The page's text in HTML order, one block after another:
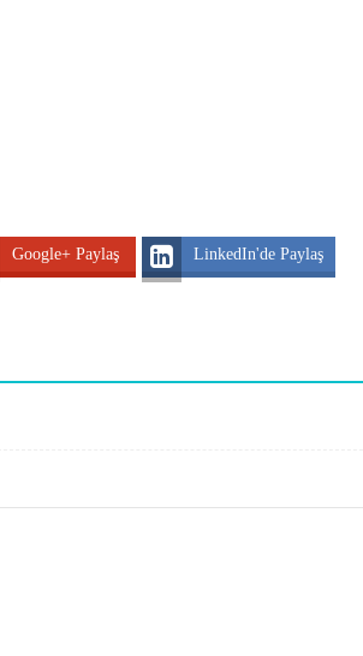
Google+ Paylaş LinkedIn'de Paylaş